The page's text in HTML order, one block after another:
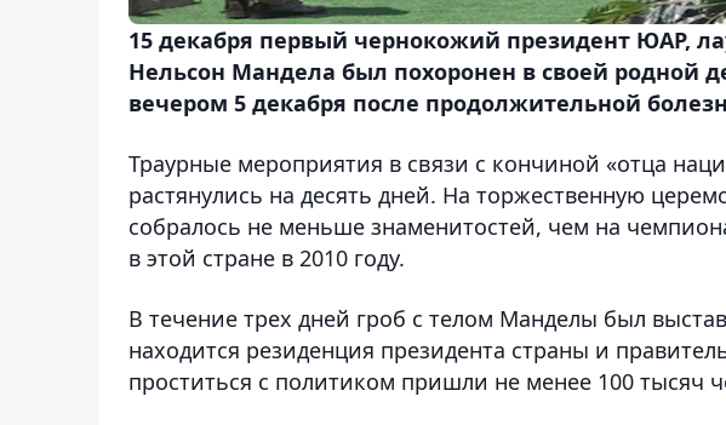
15 декабря первый чернокожий президент ЮАР,
Нельсон Мандела был похоронен в своей родной
вечером 5 декабря после продолжительной
Траурные мероприятия в связи с кончиной «отца
растянулись на десять дней. На торжественную
собралось не меньше знаменитостей, чем на
в этой стране в 2010 году.
В течение трех дней гроб с телом Манделы был
находится резиденция президента страны и
проститься с политиком пришли не менее 100 тысяч